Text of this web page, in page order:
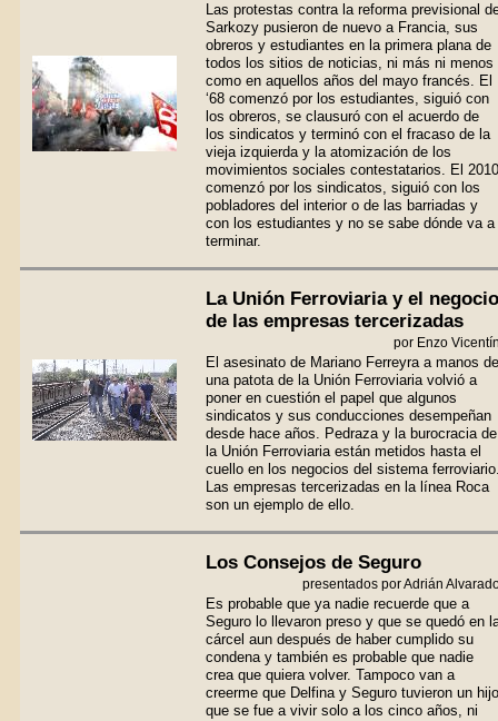
Las protestas contra la reforma previsional
Sarkozy pusieron de nuevo a Francia, sus
obreros y estudiantes en la primera plana de
todos los sitios de noticias, ni más ni menos
como en aquellos años del mayo francés. El
‘68 comenzó por los estudiantes, siguió con
los obreros, se clausuró con el acuerdo de
los sindicatos y terminó con el fracaso de la
vieja izquierda y la atomización de los
movimientos sociales contestatarios. El 2010
comenzó por los sindicatos, siguió con los
pobladores del interior o de las barriadas y
con los estudiantes y no se sabe dónde va a
terminar.
La Unión Ferroviaria y el negocio
de las empresas tercerizadas
por Enzo
El asesinato de Mariano Ferreyra a manos de
una patota de la Unión Ferroviaria volvió a
poner en cuestión el papel que algunos
sindicatos y sus conducciones desempeñan
desde hace años. Pedraza y la burocracia de
la Unión Ferroviaria están metidos hasta el
cuello en los negocios del sistema
Las empresas tercerizadas en la línea Roca
son un ejemplo de ello.
Los Consejos de Seguro
presentados por Adrián
Es probable que ya nadie recuerde que a
Seguro lo llevaron preso y que se quedó en
cárcel aun después de haber cumplido su
condena y también es probable que nadie
crea que quiera volver. Tampoco van a
creerme que Delfina y Seguro tuvieron un hijo
que se fue a vivir solo a los cinco años, ni